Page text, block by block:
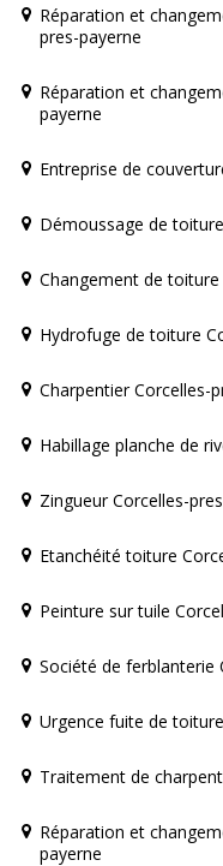
Réparation et
pres-payerne
Réparation et
payerne
Entreprise de
Démoussage de
Changement de
Hydrofuge de toiture
Charpentier Corcelles-
Habillage planche de
Zingueur Corcelles-
Etanchéité toiture
Peinture sur tuile
Société de ferblanterie
Urgence fuite de
Traitement de
Réparation et
payerne